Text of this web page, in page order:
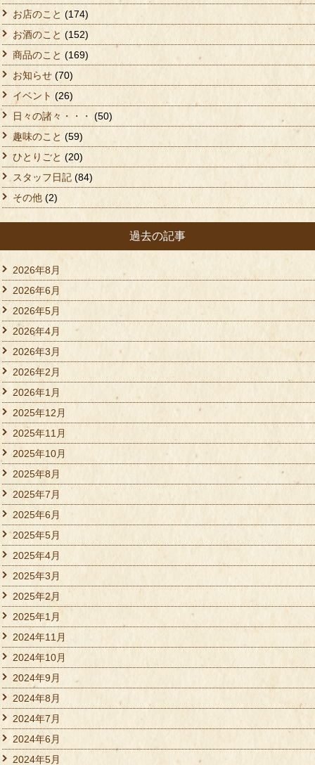
お店のこと (174)
お酒のこと (152)
商品のこと (169)
お知らせ (70)
イベント (26)
日々の諸々・・・ (50)
趣味のこと (59)
ひとりごと (20)
スタッフ日記 (84)
その他 (2)
過去の記事
2026年8月
2026年6月
2026年5月
2026年4月
2026年3月
2026年2月
2026年1月
2025年12月
2025年11月
2025年10月
2025年8月
2025年7月
2025年6月
2025年5月
2025年4月
2025年3月
2025年2月
2025年1月
2024年11月
2024年10月
2024年9月
2024年8月
2024年7月
2024年6月
2024年5月